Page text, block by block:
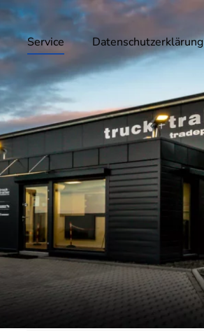
Service Datenschutzerklärung